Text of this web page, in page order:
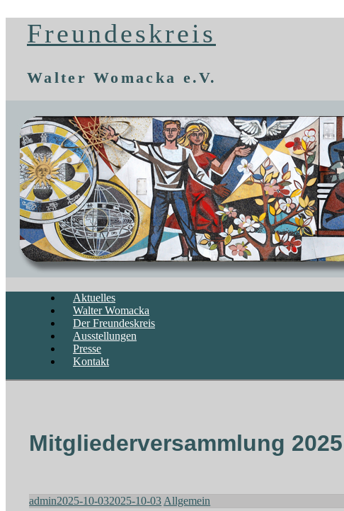
Freundeskreis
Walter Womacka e.V.
Aktuelles
Walter Womacka
Der Freundeskreis
Ausstellungen
Presse
Kontakt
Mitgliederversammlung 2025
admin2025-10-032025-10-03 Allgemein